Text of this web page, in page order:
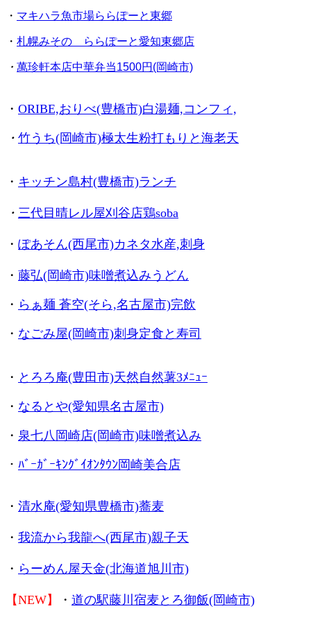
・ マキハラ魚市場ららぽーと東郷
・ 札幌みその ららぽーと愛知東郷店
・ 萬珍軒本店中華弁当1500円(岡崎市)
・ ORIBE,おりべ(豊橋市)白湯麺,コンフィ,
・ 竹うち(岡崎市)極太生粉打もりと海老天
・ キッチン島村(豊橋市)ランチ
・ 三代目晴レル屋刈谷店鶏soba
・ ぽあそん(西尾市)カネタ水産,刺身
・ 藤弘(岡崎市)味噌煮込みうどん
・ らぁ麺 蒼空(そら,名古屋市)完飲
・ なごみ屋(岡崎市)刺身定食と寿司
・ とろろ庵(豊田市)天然自然薯3ﾒﾆｭｰ
・ なるとや(愛知県名古屋市)
・ 泉七八岡崎店(岡崎市)味噌煮込み
・ ﾊﾞｰｶﾞｰｷﾝｸﾞｲｵﾝﾀｳﾝ岡崎美合店
・ 清水庵(愛知県豊橋市)蕎麦
・ 我流から我龍へ(西尾市)親子天
・ らーめん屋天金(北海道旭川市)
【NEW】 ・ 道の駅藤川宿麦とろ御飯(岡崎市)